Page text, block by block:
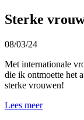
Sterke
08/03/24
Met internationale
die ik ontmoette het
sterke vrouwen!
Lees meer